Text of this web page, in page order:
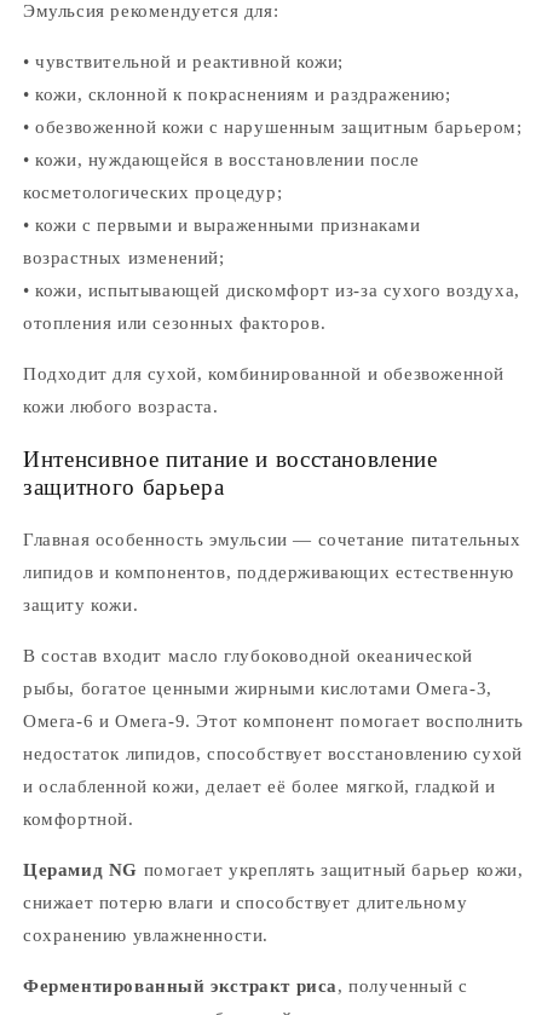
Эмульсия рекомендуется для:
• чувствительной и реактивной кожи;
• кожи, склонной к покраснениям и раздражению;
• обезвоженной кожи с нарушенным защитным барьером;
• кожи, нуждающейся в восстановлении после
косметологических процедур;
• кожи с первыми и выраженными признаками
возрастных изменений;
• кожи, испытывающей дискомфорт из-за сухого воздуха,
отопления или сезонных факторов.
Подходит для сухой, комбинированной и обезвоженной
кожи любого возраста.
Интенсивное питание и восстановление
защитного барьера
Главная особенность эмульсии — сочетание питательных
липидов и компонентов, поддерживающих естественную
защиту кожи.
В состав входит масло глубоководной океанической
рыбы, богатое ценными жирными кислотами Омега-3,
Омега-6 и Омега-9. Этот компонент помогает восполнить
недостаток липидов, способствует восстановлению сухой
и ослабленной кожи, делает её более мягкой, гладкой и
комфортной.
Церамид NG помогает укреплять защитный барьер кожи,
снижает потерю влаги и способствует длительному
сохранению увлажненности.
Ферментированный экстракт риса, полученный с